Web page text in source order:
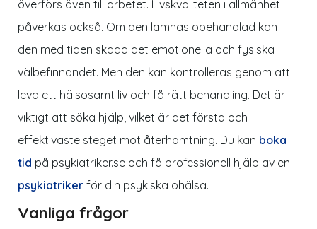
överförs även till arbetet. Livskvaliteten i allmänhet
påverkas också. Om den lämnas obehandlad kan
den med tiden skada det emotionella och fysiska
välbefinnandet. Men den kan kontrolleras genom att
leva ett hälsosamt liv och få rätt behandling. Det är
viktigt att söka hjälp, vilket är det första och
effektivaste steget mot återhämtning. Du kan boka
tid på psykiatriker.se och få professionell hjälp av en
psykiatriker för din psykiska ohälsa.
Vanliga frågor